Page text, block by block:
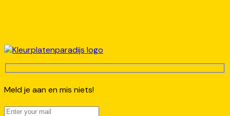
Meld je aan en mis niets!